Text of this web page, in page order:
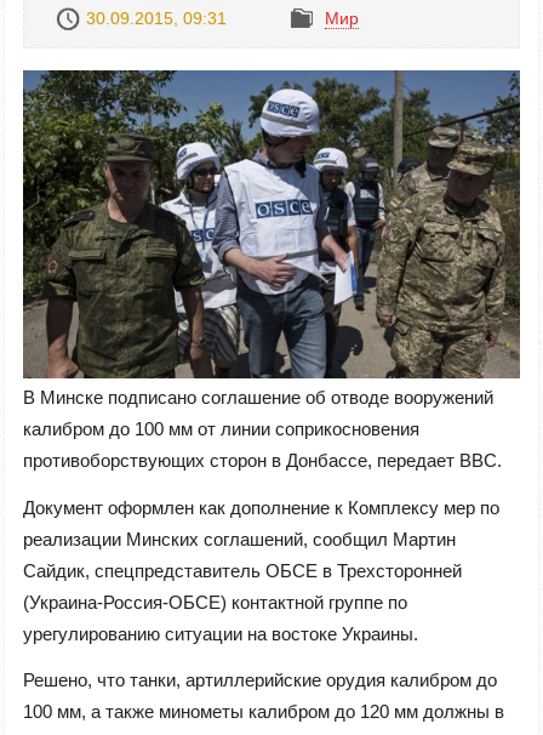
30.09.2015, 09:31 Mир
В Минске подписано соглашение об отводе вооружений
калибром до 100 мм от линии соприкосновения
противоборствующих сторон в Донбассе, передает ВВС.
Документ оформлен как дополнение к Комплексу мер по
реализации Минских соглашений, сообщил Мартин
Сайдик, спецпредставитель ОБСЕ в Трехсторонней
(Украина-Россия-ОБСЕ) контактной группе по
урегулированию ситуации на востоке Украины.
Решено, что танки, артиллерийские орудия калибром до
100 мм, а также минометы калибром до 120 мм должны в